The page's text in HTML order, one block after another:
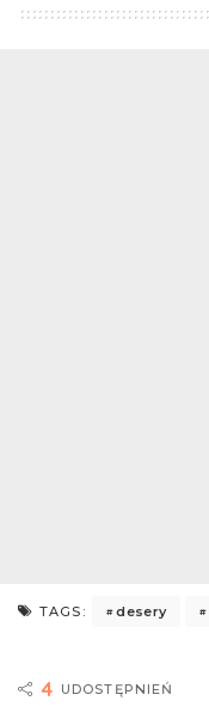
TAGS: desery
4 UDOSTĘPNIEŃ